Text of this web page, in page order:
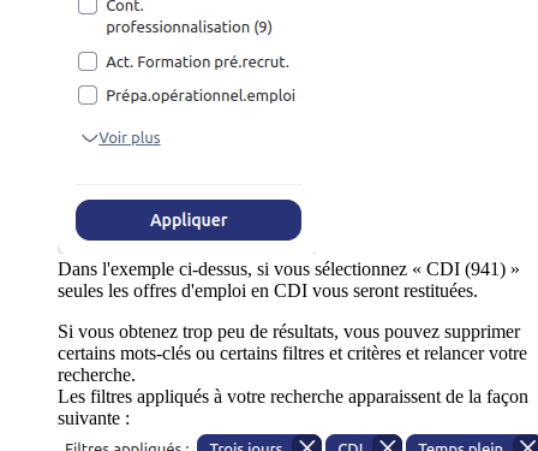
Dans l'exemple ci-dessus, si vous sélectionnez « CDI (941) »
seules les offres d'emploi en CDI vous seront restituées.
Si vous obtenez trop peu de résultats, vous pouvez supprimer
certains mots-clés ou certains filtres et critères et relancer votre
recherche.
Les filtres appliqués à votre recherche apparaissent de la façon
suivante :